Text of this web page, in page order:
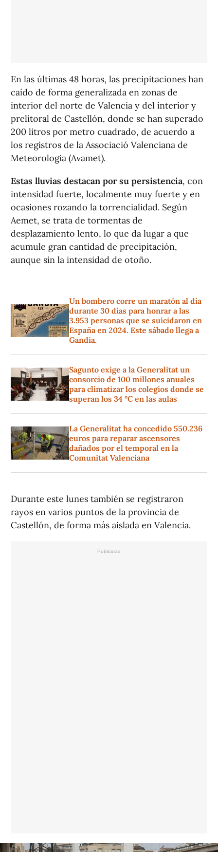
En las últimas 48 horas, las precipitaciones han
caído de forma generalizada en zonas de
interior del norte de Valencia y del interior y
prelitoral de Castellón, donde se han superado
200 litros por metro cuadrado, de acuerdo a
los registros de la Associació Valenciana de
Meteorologia (Avamet).
Estas lluvias destacan por su persistencia, con
intensidad fuerte, localmente muy fuerte y en
ocasiones rozando la torrencialidad. Según
Aemet, se trata de tormentas de
desplazamiento lento, lo que da lugar a que
acumule gran cantidad de precipitación,
aunque sin la intensidad de otoño.
Un bombero corre un maratón al día
durante 30 días para honrar a las
3.953 personas que se suicidaron en
España en 2024. Este sábado llega a
Gandia.
Sagunto exige a la Generalitat un
consorcio de 100 millones anuales
para climatizar los colegios donde se
superan los 34 °C en las aulas
La Generalitat ha concedido 550.236
euros para reparar ascensores
dañados por el temporal en la
Comunitat Valenciana
Durante este lunes también se registraron
rayos en varios puntos de la provincia de
Castellón, de forma más aislada en Valencia.